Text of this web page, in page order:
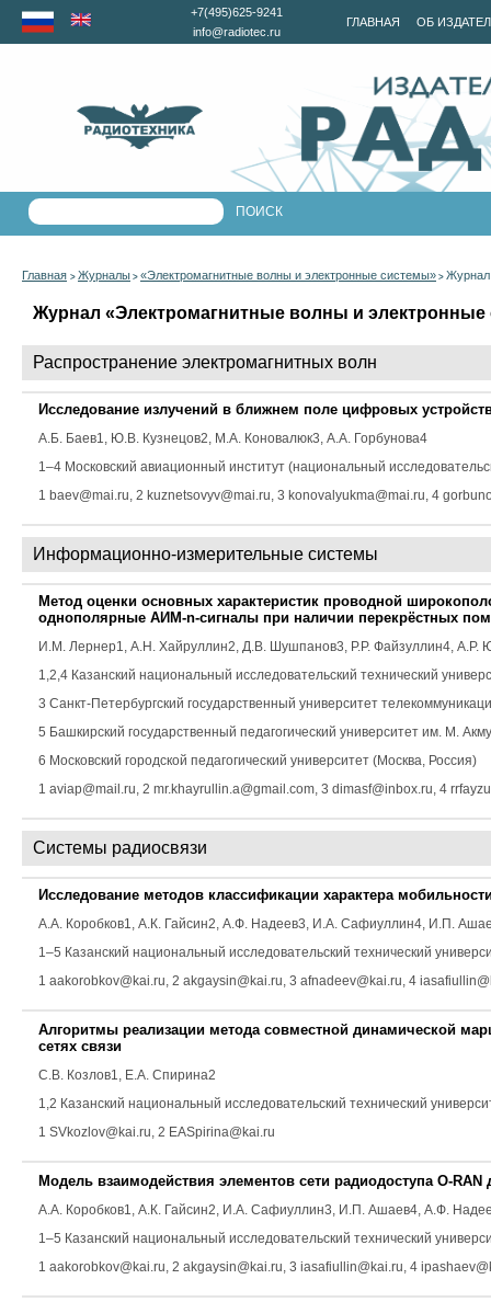
ГЛАВНАЯ ОБ
+7(495)625-9241
info@radiotec.ru
Главная > Журналы > «Электромагнитные волны и электронные системы» > Журнал
Журнал «Электромагнитные волны и электронные
Распространение электромагнитных волн
Исследование излучений в ближнем поле цифровых
А.Б. Баев1, Ю.В. Кузнецов2, М.А. Коновалюк3, А.А. Горбунова4
1–4 Московский авиационный институт (национальный
1 baev@mai.ru, 2 kuznetsovyv@mai.ru, 3 konovalyukma@mai.ru, 4
Информационно-измерительные системы
Метод оценки основных характеристик проводной
однополярные АИМ-n-сигналы при наличии перекрёстных
И.М. Лернер1, А.Н. Хайруллин2, Д.В. Шушпанов3, Р.Р. Файзуллин4, А.Р.
1,2,4 Казанский национальный исследовательский технический
3 Санкт-Петербургский государственный университет
5 Башкирский государственный педагогический университет им. М.
6 Московский городской педагогический университет (Москва, Россия)
1 aviap@mail.ru, 2 mr.khayrullin.a@gmail.com, 3 dimasf@inbox.ru, 4
Системы радиосвязи
Исследование методов классификации характера
А.А. Коробков1, А.К. Гайсин2, А.Ф. Надеев3, И.А. Сафиуллин4, И.П.
1–5 Казанский национальный исследовательский технический
1 aakorobkov@kai.ru, 2 akgaysin@kai.ru, 3 afnadeev@kai.ru, 4
Алгоритмы реализации метода совместной динамической
сетях связи
С.В. Козлов1, Е.А. Спирина2
1,2 Казанский национальный исследовательский технический
1 SVkozlov@kai.ru, 2 EASpirina@kai.ru
Модель взаимодействия элементов сети радиодоступа O-
А.А. Коробков1, А.К. Гайсин2, И.А. Сафиуллин3, И.П. Ашаев4, А.Ф.
1–5 Казанский национальный исследовательский технический
1 aakorobkov@kai.ru, 2 akgaysin@kai.ru, 3 iasafiullin@kai.ru, 4